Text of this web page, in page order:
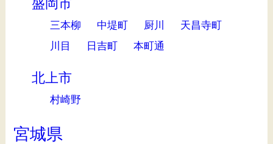
盛岡市
三本柳 中堤町 厨川
天昌寺町
川目
日吉町 本町通
北上市
村崎野
宮城県